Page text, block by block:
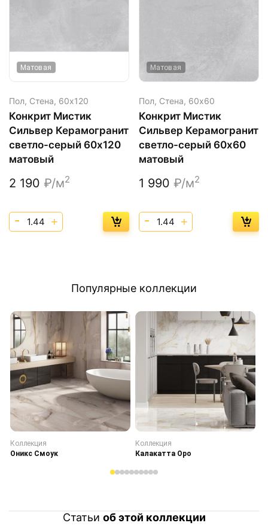
Матовая
Пол, Стена, 60х120
Конкрит Мистик
Сильвер Керамогранит
светло-серый 60х120
матовый
2 190 ₽/м2
Матовая
Пол, Стена, 60х60
Конкрит Мистик
Сильвер Керамогранит
светло-серый 60х60
матовый
1 990 ₽/м2
Популярные коллекции
Коллекция
Оникс Смоук
Коллекция
Калакатта Оро
Статьи об этой коллекции